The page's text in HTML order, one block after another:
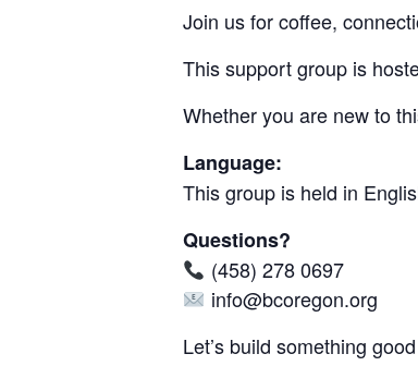
Join us for coffee,
This support group is
Whether you are new to
Language:
This group is held in
Questions?
(458) 278 0697
info@bcoregon.org
Let’s build something